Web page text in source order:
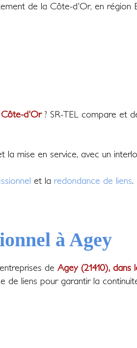
de la Côte-d'Or, en région
Côte-d'Or? SR-TEL compare et
mise en service, avec un
et la redondance de liens.
à Agey
de Agey (21410), dans
de liens pour garantir la